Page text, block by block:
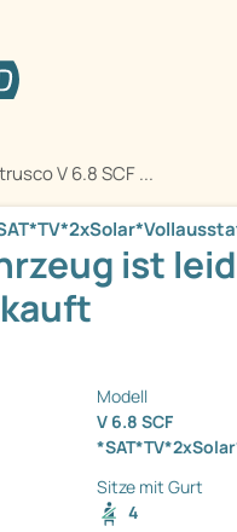
V 6.8 SCF ...
ist
Modell
V 6.8 SCF
Sitze mit Gurt
4